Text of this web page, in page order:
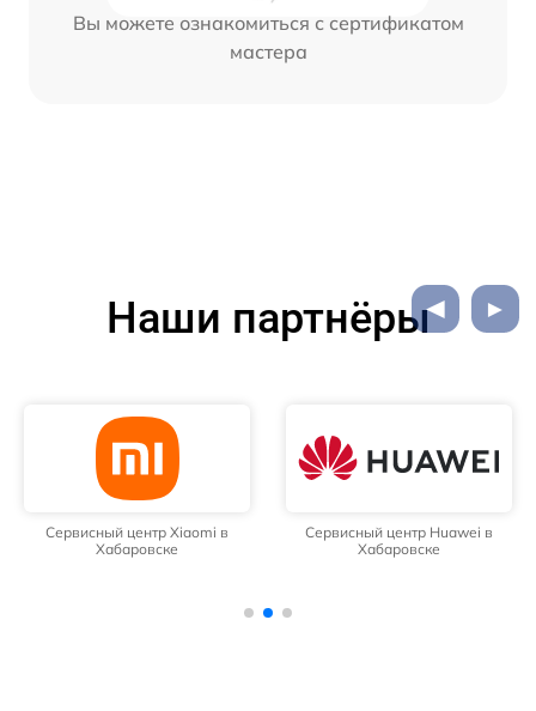
Вы можете ознакомиться с сертификатом
мастера
Наши партнёры
Сервисный центр Xiaomi в
Хабаровске
Сервисный центр Huawei в
Хабаровске